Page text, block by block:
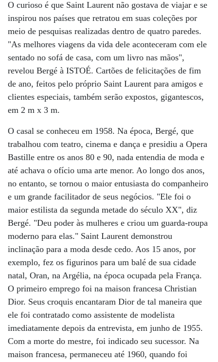
O curioso é que Saint Laurent não gostava de viajar e se
inspirou nos países que retratou em suas coleções por
meio de pesquisas realizadas dentro de quatro paredes.
"As melhores viagens da vida dele aconteceram com ele
sentado no sofá de casa, com um livro nas mãos",
revelou Bergé à ISTOÉ. Cartões de felicitações de fim
de ano, feitos pelo próprio Saint Laurent para amigos e
clientes especiais, também serão expostos, gigantescos,
em 2 m x 3 m.
O casal se conheceu em 1958. Na época, Bergé, que
trabalhou com teatro, cinema e dança e presidiu a Opera
Bastille entre os anos 80 e 90, nada entendia de moda e
até achava o ofício uma arte menor. Ao longo dos anos,
no entanto, se tornou o maior entusiasta do companheiro
e um grande facilitador de seus negócios. "Ele foi o
maior estilista da segunda metade do século XX", diz
Bergé. "Deu poder às mulheres e criou um guarda-roupa
moderno para elas." Saint Laurent demonstrou
inclinação para a moda desde cedo. Aos 15 anos, por
exemplo, fez os figurinos para um balé de sua cidade
natal, Oran, na Argélia, na época ocupada pela França.
O primeiro emprego foi na maison francesa Christian
Dior. Seus croquis encantaram Dior de tal maneira que
ele foi contratado como assistente de modelista
imediatamente depois da entrevista, em junho de 1955.
Com a morte do mestre, foi indicado seu sucessor. Na
maison francesa, permaneceu até 1960, quando foi